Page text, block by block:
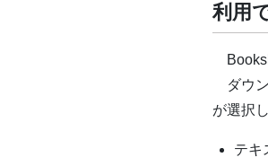
利用
ダウン
が選択
テキ